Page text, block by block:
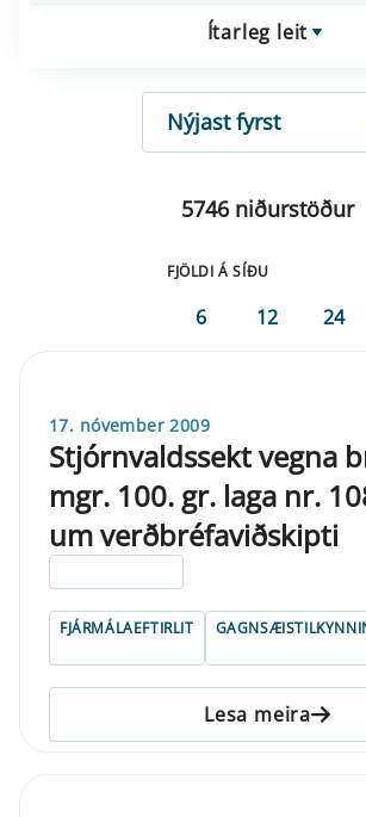
Ítarleg leit
RÖÐUN
5746 niðurstöður
FJÖLDI Á SÍÐU
6 12 24
17. nóvember 2009
Stjórnvaldssekt vegna
mgr. 100. gr. laga nr.
um verðbréfaviðskipti
FJÁRMÁLAEFTIRLIT
Lesa meira